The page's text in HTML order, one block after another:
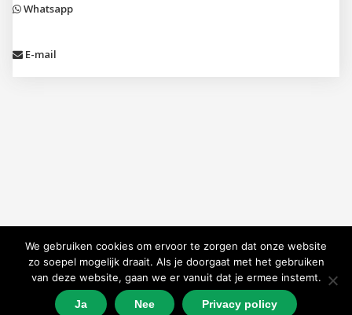
Whatsapp
E-mail
We gebruiken cookies om ervoor te zorgen dat onze website
zo soepel mogelijk draait. Als je doorgaat met het gebruiken
van deze website, gaan we er vanuit dat je ermee instemt.
Ja Nee Privacy policy